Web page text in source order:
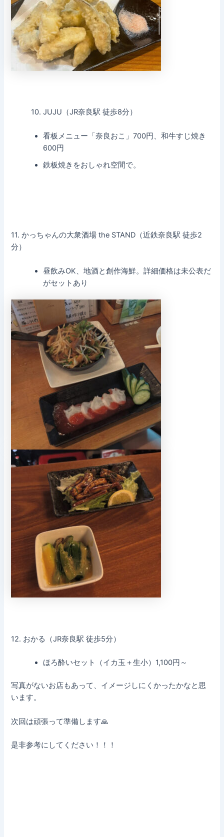
10. JUJU（JR奈良駅 徒歩8分）
看板メニュー「奈良おこ」700円、和牛すじ焼き
600円
鉄板焼きをおしゃれ空間で。
11. かっちゃんの大衆酒場 the STAND（近鉄奈良駅 徒歩2
分）
昼飲みOK、地酒と創作海鮮。詳細価格は未公表だ
がセットあり
12. おかる（JR奈良駅 徒歩5分）
ほろ酔いセット（イカ玉＋生小）1,100円～
写真がないお店もあって、イメージしにくかったかなと思
います。
次回は頑張って準備します🙏
是非参考にしてください！！！